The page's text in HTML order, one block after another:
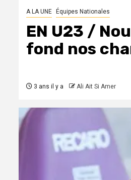
A LA UNE Équipes Nationales
EN U23 /
fond nos
3 ans il y a Ali Ait Si Amer